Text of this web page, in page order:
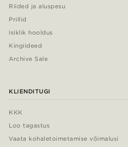
Riided ja aluspesu
Prillid
Isiklik hooldus
Kingiideed
Archive Sale
KLIENDITUGI
KKK
Loo tagastus
Vaata kohaletoimetamise võimalusi